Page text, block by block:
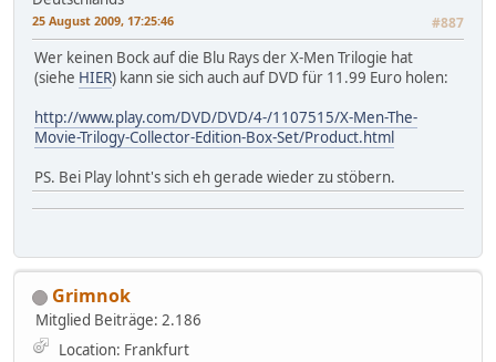
25 August 2009, 17:25:46 #887
Wer keinen Bock auf die Blu Rays der X-Men Trilogie hat
(siehe HIER) kann sie sich auch auf DVD für 11.99 Euro holen:
http://www.play.com/DVD/DVD/4-/1107515/X-Men-The-
Movie-Trilogy-Collector-Edition-Box-Set/Product.html
PS. Bei Play lohnt's sich eh gerade wieder zu stöbern.
Grimnok
Mitglied Beiträge: 2.186
Location: Frankfurt